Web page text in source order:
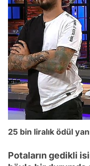
25 bin liralık ödül
Potaların gedikli